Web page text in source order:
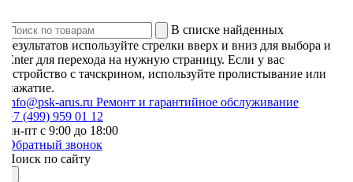
В списке найденных
используйте стрелки вверх и вниз для выбора и
для перехода на нужную страницу. Если у вас
с тачскрином, используйте пролистывание или
arus.ruРемонт и гарантийное обслуживание
(499) 959 01 12
пт с 9:00 до 18:00
звонок
по сайту